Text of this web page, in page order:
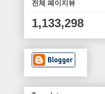
전체 페이지뷰
1,133,298